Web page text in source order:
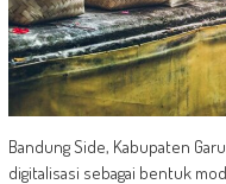
Bandung Side, Kabupaten
digitalisasi sebagai bentuk